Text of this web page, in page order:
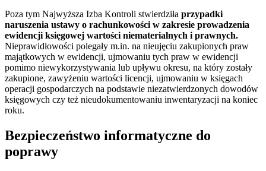
Poza tym Najwyższa Izba Kontroli stwierdziła przypadki
naruszenia ustawy o rachunkowości w zakresie prowadzenia
ewidencji księgowej wartości niematerialnych i prawnych.
Nieprawidłowości polegały m.in. na nieujęciu zakupionych praw
majątkowych w ewidencji, ujmowaniu tych praw w ewidencji
pomimo niewykorzystywania lub upływu okresu, na który zostały
zakupione, zawyżeniu wartości licencji, ujmowaniu w księgach
operacji gospodarczych na podstawie niezatwierdzonych dowodów
księgowych czy też nieudokumentowaniu inwentaryzacji na koniec
roku.
Bezpieczeństwo informatyczne do
poprawy